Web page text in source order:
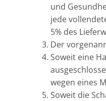
und
jede
5% des
Der
Soweit eine
wegen eines
Soweit die